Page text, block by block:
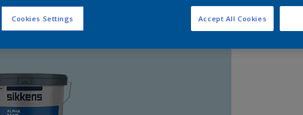
Cookies Settings Accept All Cookies